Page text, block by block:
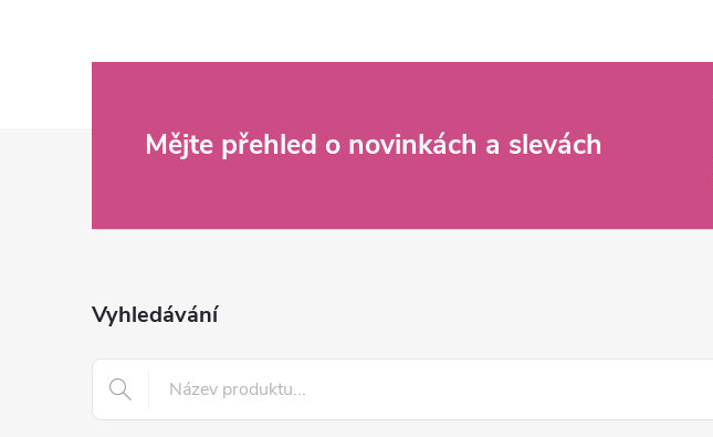
Mějte přehled o novinkách a slevách
Vyhledávání